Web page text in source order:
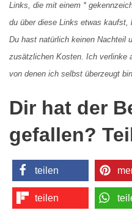
Links, die mit einem *
du über diese Links etwas kaufst,
Du hast natürlich keinen Nachteil
zusätzlichen Kosten. Ich verlinke
von denen ich selbst überzeugt
Dir hat der
gefallen?
teilen
teilen